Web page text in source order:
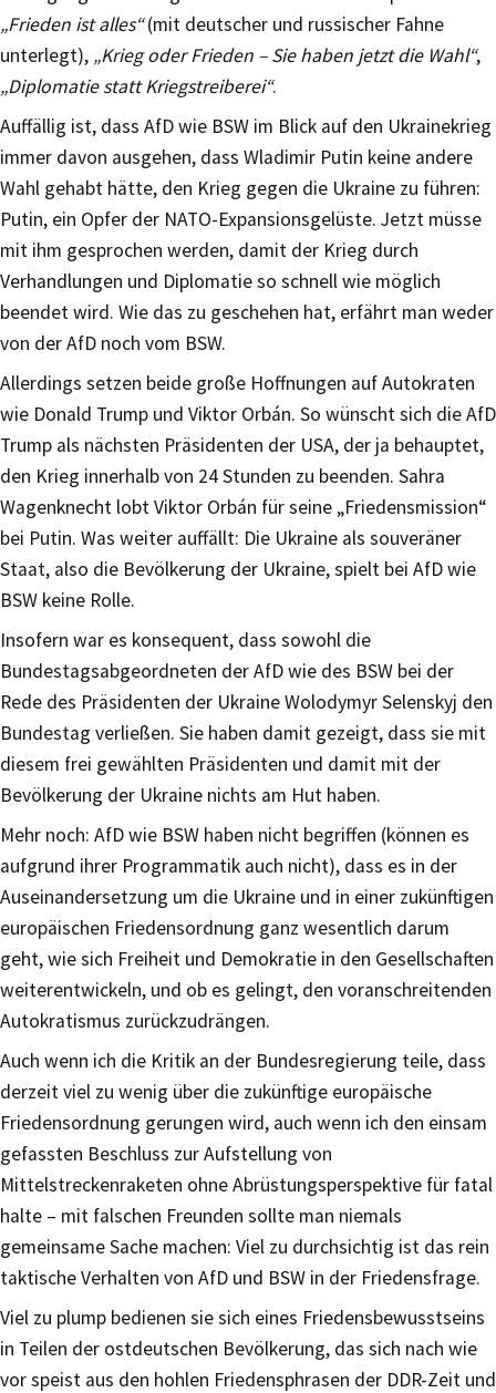
„Frieden ist alles“(mit deutscher und russischer Fahne
unterlegt), „Krieg oder Frieden – Sie haben jetzt die Wahl“,
„Diplomatie statt Kriegstreiberei“.
Auffällig ist, dass AfD wie BSW im Blick auf den Ukrainekrieg
immer davon ausgehen, dass Wladimir Putin keine andere
Wahl gehabt hätte, den Krieg gegen die Ukraine zu führen:
Putin, ein Opfer der NATO-Expansionsgelüste. Jetzt müsse
mit ihm gesprochen werden, damit der Krieg durch
Verhandlungen und Diplomatie so schnell wie möglich
beendet wird. Wie das zu geschehen hat, erfährt man weder
von der AfD noch vom BSW.
Allerdings setzen beide große Hoffnungen auf Autokraten
wie Donald Trump und Viktor Orbán. So wünscht sich die AfD
Trump als nächsten Präsidenten der USA, der ja behauptet,
den Krieg innerhalb von 24 Stunden zu beenden. Sahra
Wagenknecht lobt Viktor Orbán für seine „Friedensmission“
bei Putin. Was weiter auffällt: Die Ukraine als souveräner
Staat, also die Bevölkerung der Ukraine, spielt bei AfD wie
BSW keine Rolle.
Insofern war es konsequent, dass sowohl die
Bundestagsabgeordneten der AfD wie des BSW bei der
Rede des Präsidenten der Ukraine Wolodymyr Selenskyj den
Bundestag verließen. Sie haben damit gezeigt, dass sie mit
diesem frei gewählten Präsidenten und damit mit der
Bevölkerung der Ukraine nichts am Hut haben.
Mehr noch: AfD wie BSW haben nicht begriffen (können es
aufgrund ihrer Programmatik auch nicht), dass es in der
Auseinandersetzung um die Ukraine und in einer zukünftigen
europäischen Friedensordnung ganz wesentlich darum
geht, wie sich Freiheit und Demokratie in den Gesellschaften
weiterentwickeln, und ob es gelingt, den voranschreitenden
Autokratismus zurückzudrängen.
Auch wenn ich die Kritik an der Bundesregierung teile, dass
derzeit viel zu wenig über die zukünftige europäische
Friedensordnung gerungen wird, auch wenn ich den einsam
gefassten Beschluss zur Aufstellung von
Mittelstreckenraketen ohne Abrüstungsperspektive für fatal
halte – mit falschen Freunden sollte man niemals
gemeinsame Sache machen: Viel zu durchsichtig ist das rein
taktische Verhalten von AfD und BSW in der Friedensfrage.
Viel zu plump bedienen sie sich eines Friedensbewusstseins
in Teilen der ostdeutschen Bevölkerung, das sich nach wie
vor speist aus den hohlen Friedensphrasen der DDR-Zeit und